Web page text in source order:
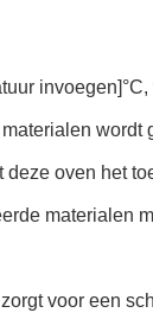
wordt
oven het
materialen
voor een